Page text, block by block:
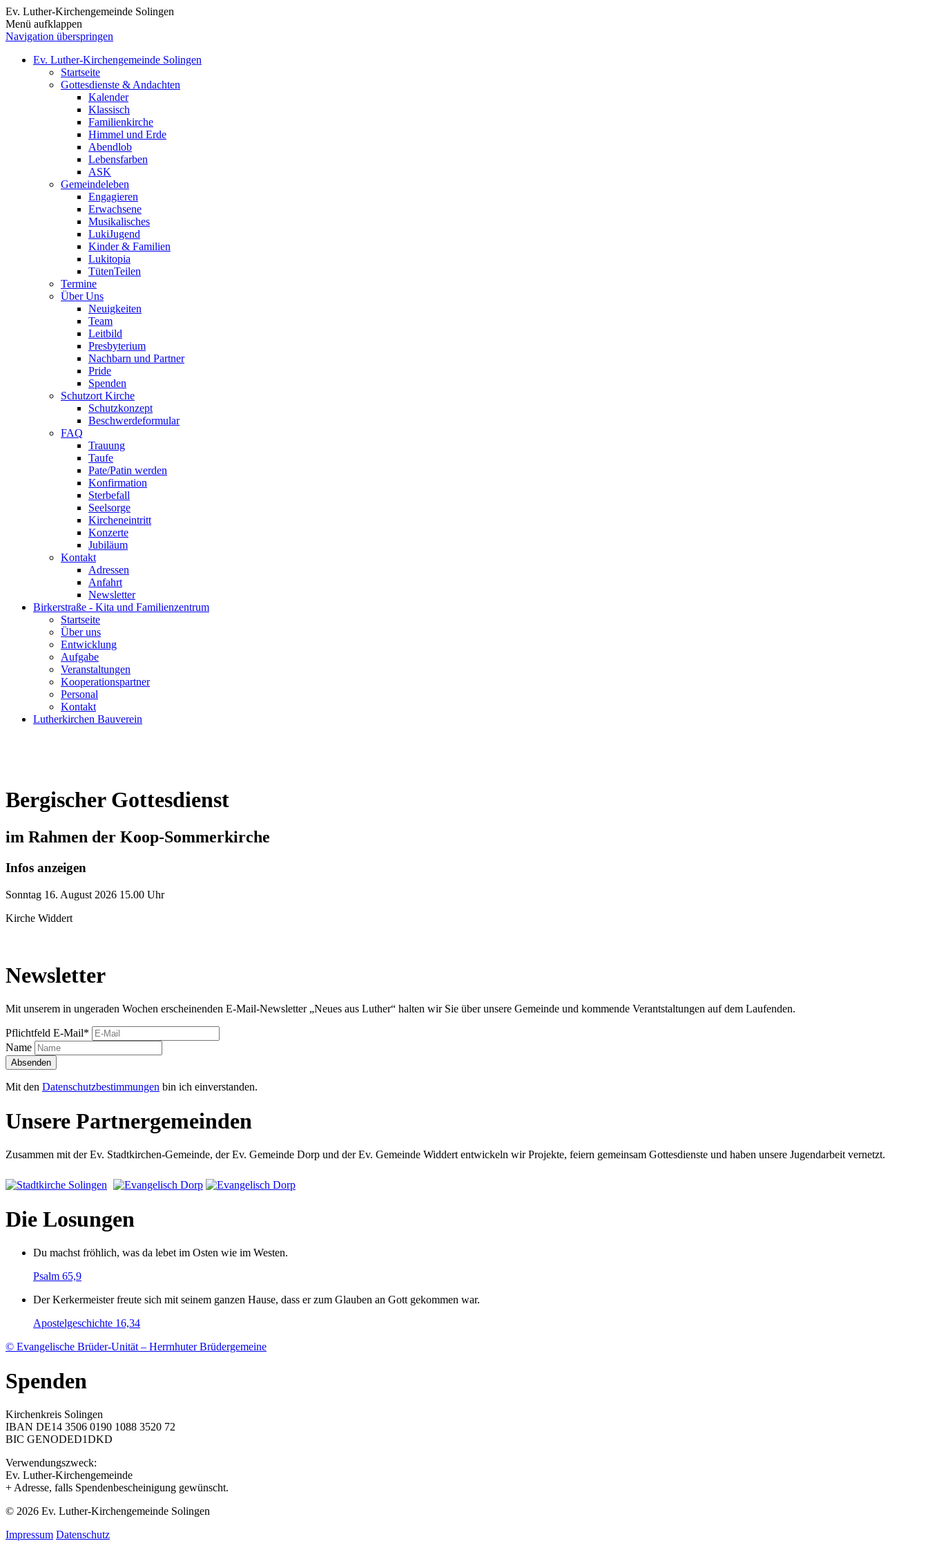
Ev. Luther-Kirchengemeinde Solingen
Menü aufklappen
Navigation überspringen
Ev. Luther-Kirchengemeinde Solingen
Startseite
Gottesdienste & Andachten
Kalender
Klassisch
Familienkirche
Himmel und Erde
Abendlob
Lebensfarben
ASK
Gemeindeleben
Engagieren
Erwachsene
Musikalisches
LukiJugend
Kinder & Familien
Lukitopia
TütenTeilen
Termine
Über Uns
Neuigkeiten
Team
Leitbild
Presbyterium
Nachbarn und Partner
Pride
Spenden
Schutzort Kirche
Schutzkonzept
Beschwerdeformular
FAQ
Trauung
Taufe
Pate/Patin werden
Konfirmation
Sterbefall
Seelsorge
Kircheneintritt
Konzerte
Jubiläum
Kontakt
Adressen
Anfahrt
Newsletter
Birkerstraße - Kita und Familienzentrum
Startseite
Über uns
Entwicklung
Aufgabe
Veranstaltungen
Kooperationspartner
Personal
Kontakt
Lutherkirchen Bauverein
Bergischer Gottesdienst
im Rahmen der Koop-Sommerkirche
Infos anzeigen
Sonntag 16. August 2026 15.00 Uhr
Kirche Widdert
Newsletter
Mit unserem in ungeraden Wochen erscheinenden E-Mail-Newsletter „Neues aus Luther“ halten wir Sie über unsere Gemeinde und kommende Verantstaltungen auf dem Laufenden.
Pflichtfeld E-Mail*
Name
Absenden
Mit den Datenschutzbestimmungen bin ich einverstanden.
Unsere Partnergemeinden
Zusammen mit der Ev. Stadtkirchen-Gemeinde, der Ev. Gemeinde Dorp und der Ev. Gemeinde Widdert entwickeln wir Projekte, feiern gemeinsam Gottesdienste und haben unsere Jugendarbeit vernetzt.
Die Losungen
Du machst fröhlich, was da lebet im Osten wie im Westen.
Psalm 65,9
Der Kerkermeister freute sich mit seinem ganzen Hause, dass er zum Glauben an Gott gekommen war.
Apostelgeschichte 16,34
© Evangelische Brüder-Unität – Herrnhuter Brüdergemeine
Spenden
Kirchenkreis Solingen
IBAN DE14 3506 0190 1088 3520 72
BIC GENODED1DKD
Verwendungszweck:
Ev. Luther-Kirchengemeinde
+ Adresse, falls Spendenbescheinigung gewünscht.
© 2026 Ev. Luther-Kirchengemeinde Solingen
Impressum Datenschutz